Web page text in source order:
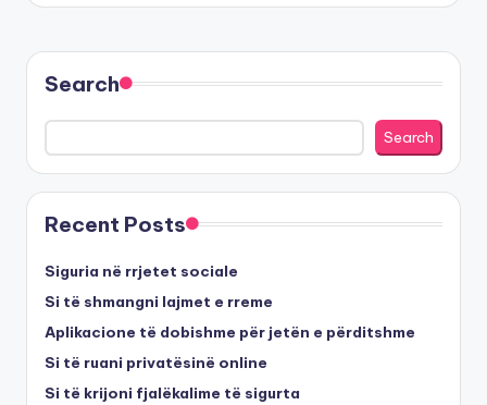
Search
Search
Recent Posts
Siguria në rrjetet sociale
Si të shmangni lajmet e rreme
Aplikacione të dobishme për jetën e përditshme
Si të ruani privatësinë online
Si të krijoni fjalëkalime të sigurta